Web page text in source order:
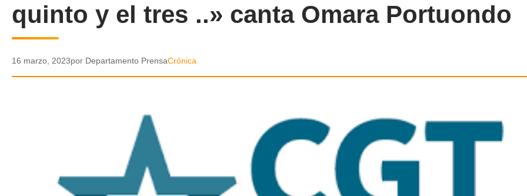
quinto y el tres ..» canta Omara Portuondo
16 marzo, 2023por Departamento PrensaCrónica